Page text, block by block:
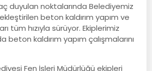
duyulan noktalarında Belediyemiz
beton kaldırım yapım ve
tüm hızıyla sürüyor. Ekiplerimiz
beton kaldırım yapım çalışmalarını
Fen İşleri Müdürlüğü ekipleri